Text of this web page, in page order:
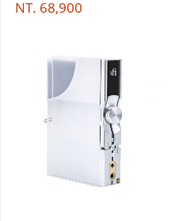
式喇叭
NT. 68,900